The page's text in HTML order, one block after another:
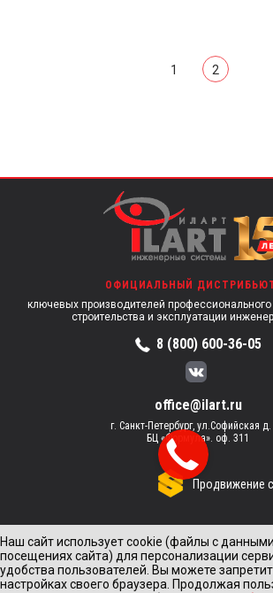
1 2
ОФИЦИАЛЬНЫЙ
ключевых производителей
строительства и эксплуатации
8 (800) 600-36-05
office@ilart.ru
г. Санкт-Петербург, ул.Софийская д.
БЦ «Формула». оф. 311
Продвижение
Наш сайт использует cookie (файлы с
посещениях сайта) для персонализации
удобства пользователей. Вы можете
настройках своего браузера. Продолжая